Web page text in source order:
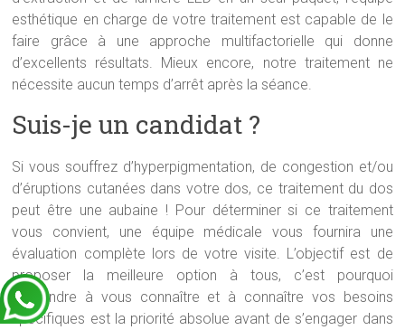
esthétique en charge de votre traitement est capable de le
faire grâce à une approche multifactorielle qui donne
d’excellents résultats. Mieux encore, notre traitement ne
nécessite aucun temps d’arrêt après la séance.
Suis-je un candidat ?
Si vous souffrez d’hyperpigmentation, de congestion et/ou
d’éruptions cutanées dans votre dos, ce traitement du dos
peut être une aubaine ! Pour déterminer si ce traitement
vous convient, une équipe médicale vous fournira une
évaluation complète lors de votre visite. L’objectif est de
proposer la meilleure option à tous, c’est pourquoi
apprendre à vous connaître et à connaître vos besoins
spécifiques est la priorité absolue avant de s’engager dans